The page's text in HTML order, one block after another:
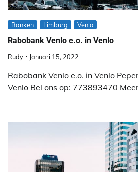
Banken Limburg Venlo
Rabobank Venlo e.o. in Venlo
Rudy Januari 15, 2022
Rabobank Venlo e.o. in Venlo
Venlo Bel ons op: 773893470